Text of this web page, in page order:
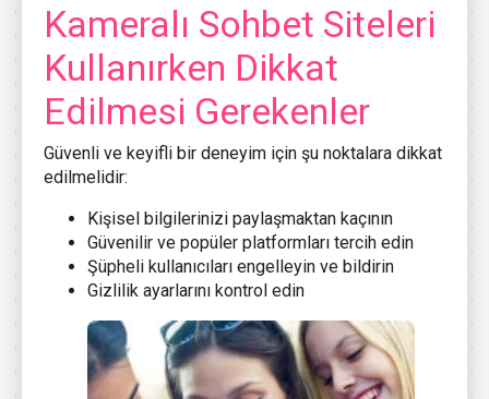
Kameralı Sohbet Siteleri
Kullanırken Dikkat
Edilmesi Gerekenler
Güvenli ve keyifli bir deneyim için şu noktalara dikkat
edilmelidir:
Kişisel bilgilerinizi paylaşmaktan kaçının
Güvenilir ve popüler platformları tercih edin
Şüpheli kullanıcıları engelleyin ve bildirin
Gizlilik ayarlarını kontrol edin